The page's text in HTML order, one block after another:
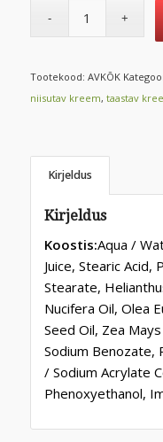
Tootekood: AVKÕK
niisutav kreem, taastav
Kirjeldus
Kirjeldus
Koostis:Aqua /
Juice, Stearic Acid,
Stearate,
Nucifera Oil, Olea
Seed Oil, Zea
Sodium Benozate,
/ Sodium Acrylate
Phenoxyethanol,